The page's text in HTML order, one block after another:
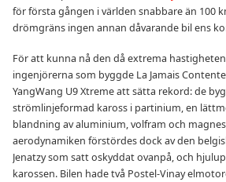
för första gången i världen snabbare än 100
drömgräns ingen annan dåvarande bil ens
För att kunna nå den då extrema
ingenjörerna som byggde La Jamais
YangWang U9 Xtreme att sätta rekord: de
strömlinjeformad kaross i partinium, en
blandning av aluminium, volfram och
aerodynamiken förstördes dock av den
Jenatzy som satt oskyddat ovanpå, och
karossen. Bilen hade två Postel-Vinay